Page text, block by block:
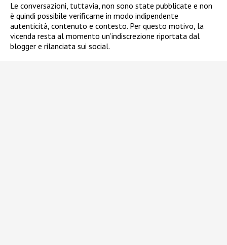
Le conversazioni, tuttavia, non sono state pubblicate e non
è quindi possibile verificarne in modo indipendente
autenticità, contenuto e contesto. Per questo motivo, la
vicenda resta al momento un’indiscrezione riportata dal
blogger e rilanciata sui social.